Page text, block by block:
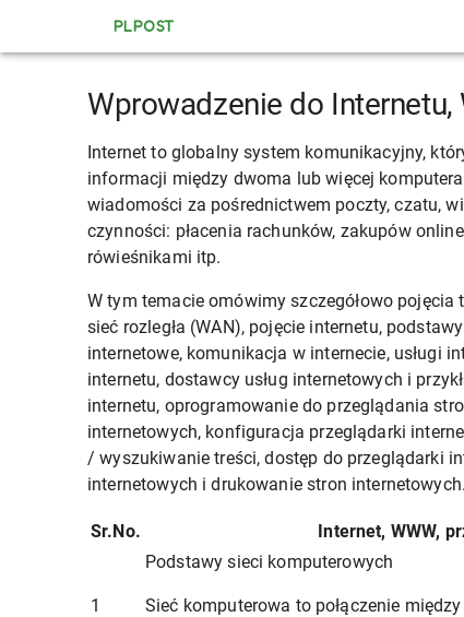
PLPOST
Wprowadzenie do
Internet to globalny system komunikacyjny,
informacji między dwoma lub więcej
wiadomości za pośrednictwem poczty, czatu,
czynności: płacenia rachunków, zakupów
rówieśnikami itp.
W tym temacie omówimy szczegółowo
sieć rozległa (WAN), pojęcie internetu,
internetowe, komunikacja w internecie, usługi
internetu, dostawcy usług internetowych i
internetu, oprogramowanie do przeglądania
internetowych, konfiguracja przeglądarki
/ wyszukiwanie treści, dostęp do przeglądarki
internetowych i drukowanie stron internetowych.
Sr.No. Internet, WWW,
1
Podstawy sieci komputerowych
Sieć komputerowa to połączenie